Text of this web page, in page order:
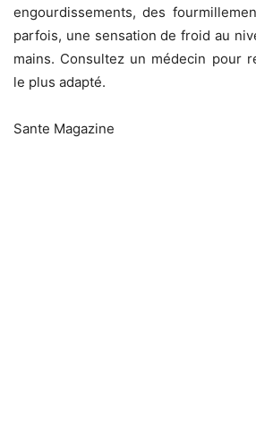
engourdissements, des
parfois, une sensation de froid au
mains. Consultez un médecin pour
le plus adapté.
Sante Magazine